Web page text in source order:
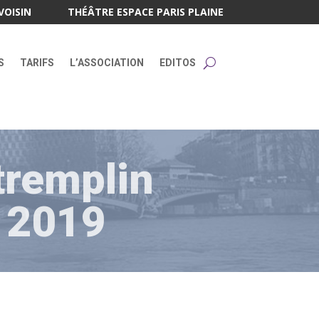
THÉÂTRE ESPACE PARIS PLAINE
TARIFS L’ASSOCIATION EDITOS